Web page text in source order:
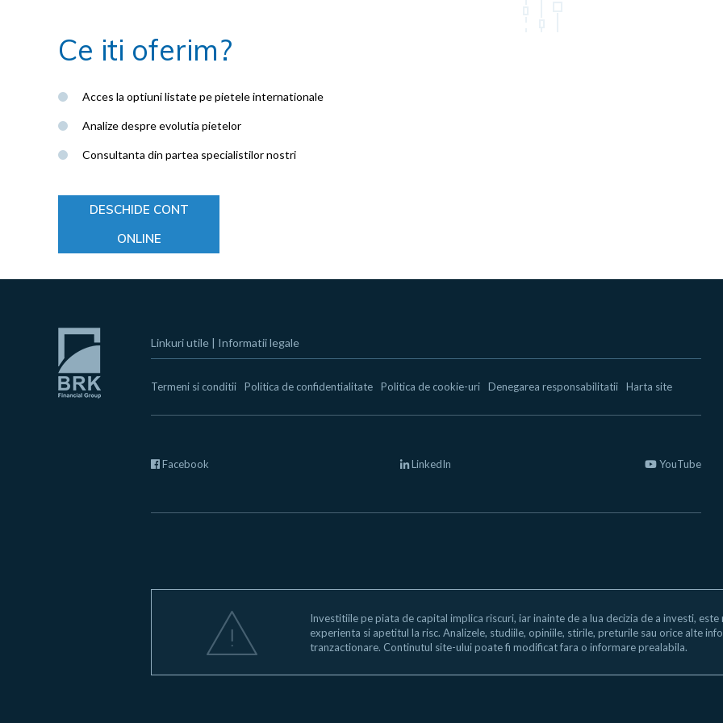
Ce iti oferim?
Acces la optiuni listate pe pietele internationale
Analize despre evolutia pietelor
Consultanta din partea specialistilor nostri
DESCHIDE CONT
ONLINE
Linkuri utile | Informatii legale
Termeni si conditii Politica de confidentialitate Politica de cookie-uri Denegarea responsabilitatii Harta site
Facebook LinkedIn YouTube
Investitiile pe piata de capital implica riscuri, iar inainte de a lua decizia de a investi,
experienta si apetitul la risc. Analizele, studiile, opiniile, stirile, preturile sau orice alte
tranzactionare. Continutul site-ului poate fi modificat fara o informare prealabila.